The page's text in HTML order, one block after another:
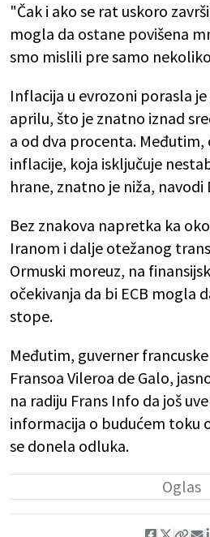
"Čak i ako se rat uskoro
mogla da ostane povišena
smo mislili pre samo
Inflacija u evrozoni porasla
aprilu, što je znatno iznad
a od dva procenta. Međutim,
inflacije, koja isključuje
hrane, znatno je niža, navodi
Bez znakova napretka ka
Iranom i dalje otežanog
Ormuski moreuz, na
očekivanja da bi ECB mogla
stope.
Međutim, guverner
Fransoa Vileroa de Galo,
na radiju Frans Info da još
informacija o budućem toku
se donela odluka.